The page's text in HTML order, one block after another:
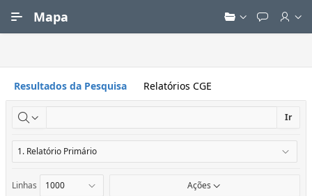
Mapa
Resultados da Pesquisa Relatórios CGE
Ir
Linhas Ações